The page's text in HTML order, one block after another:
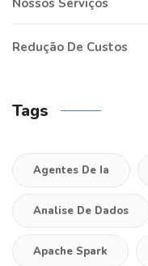
Nossos Serviços
Redução De Custos
Tags
Agentes De Ia
Analise De Dados
Apache Spark